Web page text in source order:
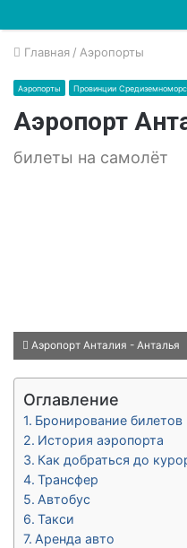
Главная / Аэропорты
Аэропорты Провинции
Аэропорт
билеты на самолёт
Аэропорт Анталия - Анталья
Оглавление
Бронирование билетов
История аэропорта
Как добраться до
Трансфер
Автобус
Такси
Аренда авто